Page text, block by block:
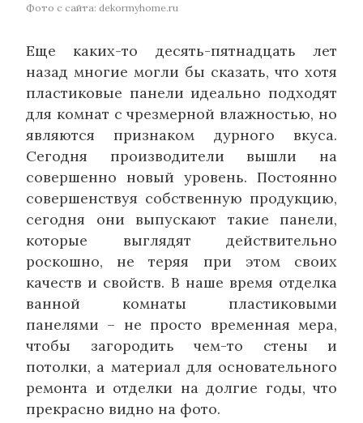
Фото с сайта: dekormyhome.ru
Еще каких-то десять-пятнадцать лет
назад многие могли бы сказать, что хотя
пластиковые панели идеально подходят
для комнат с чрезмерной влажностью, но
являются признаком дурного вкуса.
Сегодня производители вышли на
совершенно новый уровень. Постоянно
совершенствуя собственную продукцию,
сегодня они выпускают такие панели,
которые выглядят действительно
роскошно, не теряя при этом своих
качеств и свойств. В наше время отделка
ванной комнаты пластиковыми
панелями – не просто временная мера,
чтобы загородить чем-то стены и
потолки, а материал для основательного
ремонта и отделки на долгие годы, что
прекрасно видно на фото.